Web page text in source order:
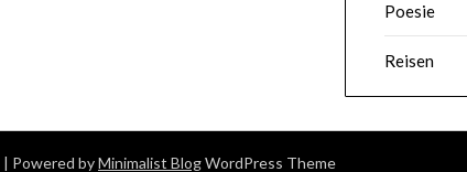
Poesie
Reisen
| Powered byMinimalist BlogWordPress Theme